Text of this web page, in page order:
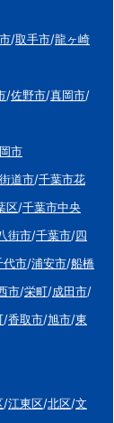
/取手市/龍ヶ崎
/佐野市/真岡市/
市
道市/千葉市花
区/千葉市中央
街市/千葉市/四
代市/浦安市/船橋
市/栄町/成田市/
/香取市/旭市/東
/江東区/北区/文